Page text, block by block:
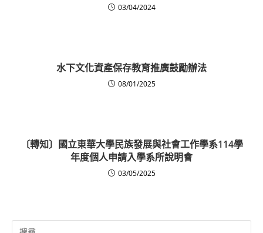
03/04/2024
水下文化資產保存教育推廣鼓勵辦法
08/01/2025
〔轉知〕國立東華大學民族發展與社會工作學系114學
年度個人申請入學系所說明會
03/05/2025
Search